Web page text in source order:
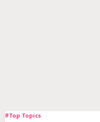
#Top Topics